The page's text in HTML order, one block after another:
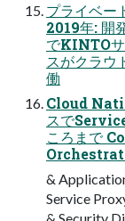
プライベー
2019年: 開
でKINTOサ
スがクラウ
働
Cloud
スで
ころまで
&
Service